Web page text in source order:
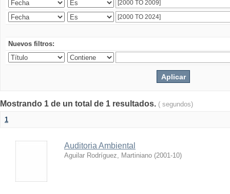
Nuevos filtros:
Mostrando 1 de un total de 1 resultados. ( segundos)
1
Auditoria Ambiental
Aguilar Rodríguez, Martiniano (2001-10)